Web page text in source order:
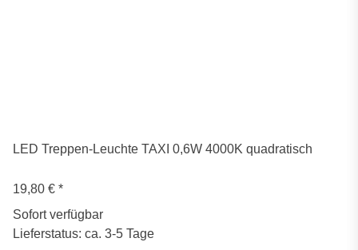
LED Treppen-Leuchte TAXI 0,6W 4000K quadratisch
19,80 € *
Sofort verfügbar
Lieferstatus: ca. 3-5 Tage